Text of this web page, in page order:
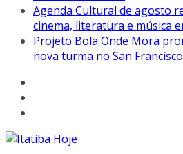
Agenda Cultural de agosto
cinema, literatura e música
Projeto Bola Onde Mora
nova turma no San Francisco